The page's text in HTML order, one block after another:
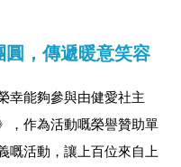
，傳遞暖意笑容
幸能夠參與由健愛社主
，作為活動嘅榮譽贊助單
嘅活動，讓上百位來自上